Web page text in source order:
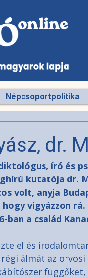
Népcsoportpolitika
dr.
író és
kutatója dr.
volt, anyja
vigyázzon
ban a család
el és
álmát az orvosi